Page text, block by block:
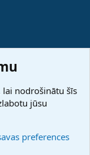
lai nodrošinātu šīs
jūsu
preferences